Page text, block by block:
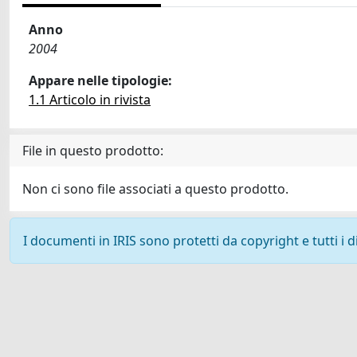
Anno
2004
Appare nelle tipologie:
1.1 Articolo in rivista
File in questo prodotto:
Non ci sono file associati a questo prodotto.
I documenti in IRIS sono protetti da copyright e tutti i